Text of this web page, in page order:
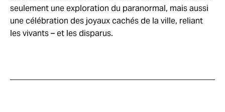
seulement une exploration du paranormal, mais aussi
une célébration des joyaux cachés de la ville, reliant
les vivants – et les disparus.